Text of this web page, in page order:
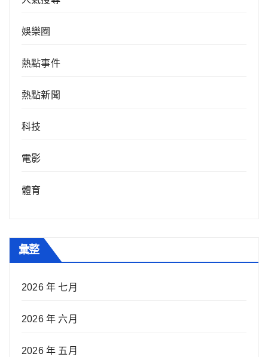
娛樂圈
熱點事件
熱點新聞
科技
電影
體育
彙整
2026 年 七月
2026 年 六月
2026 年 五月